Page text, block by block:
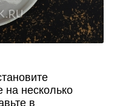
на несколько
в